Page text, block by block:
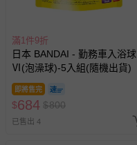
滿1件9折
日本 BANDAI - 勤務車入浴球
Ⅵ(泡澡球)-5入組(隨機出貨)
即將售完
$684 $800
已售出 4